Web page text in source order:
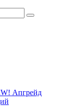
Апгрейд